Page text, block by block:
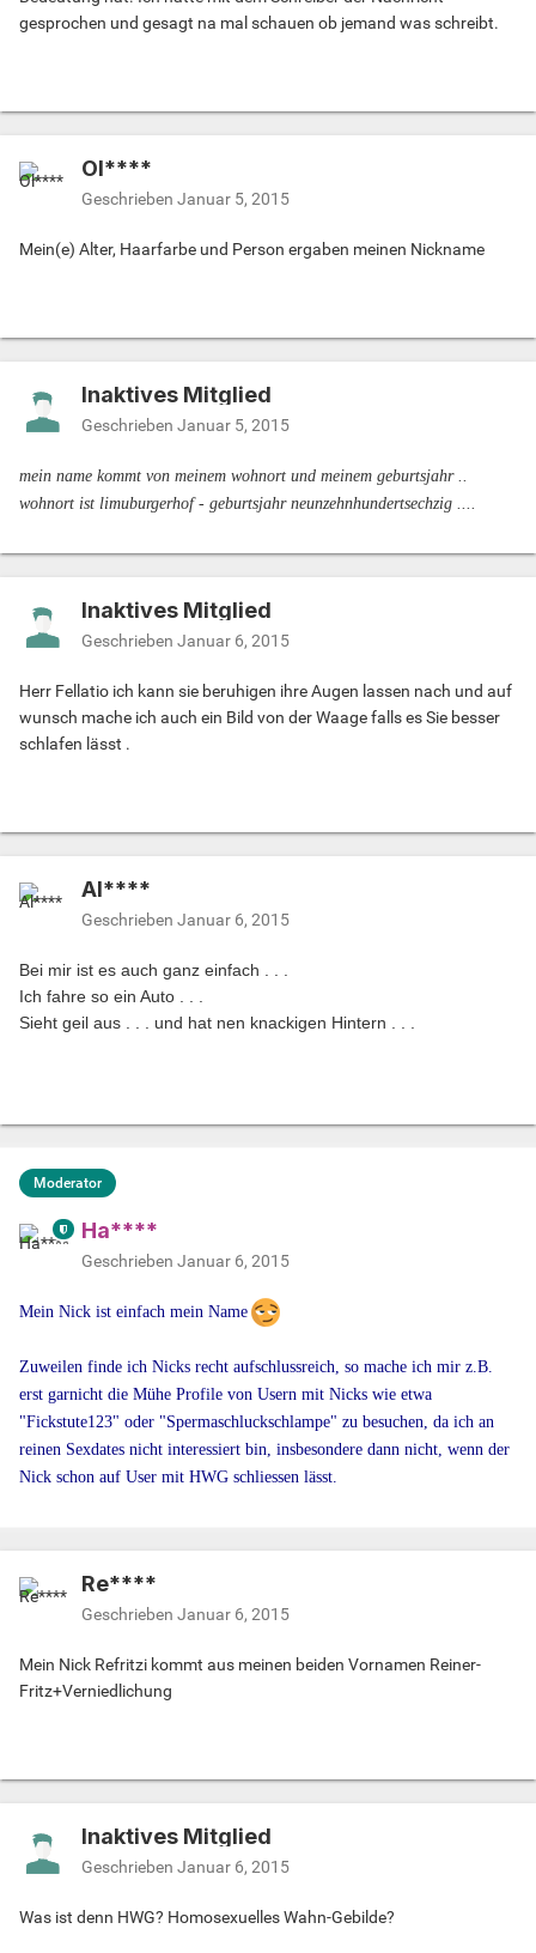
gesprochen und gesagt na mal schauen ob jemand was schreibt.
Ol****
Geschrieben Januar 5, 2015
Mein(e) Alter, Haarfarbe und Person ergaben meinen Nickname
Inaktives Mitglied
Geschrieben Januar 5, 2015
mein name kommt von meinem wohnort und meinem geburtsjahr ..
wohnort ist limuburgerhof - geburtsjahr neunzehnhundertsechzig ....
Inaktives Mitglied
Geschrieben Januar 6, 2015
Herr Fellatio ich kann sie beruhigen ihre Augen lassen nach und auf
wunsch mache ich auch ein Bild von der Waage falls es Sie besser
schlafen lässt .
Al****
Geschrieben Januar 6, 2015
Bei mir ist es auch ganz einfach . . .
Ich fahre so ein Auto . . .
Sieht geil aus . . . und hat nen knackigen Hintern . . .
Moderator
Ha****
Geschrieben Januar 6, 2015
Mein Nick ist einfach mein Name
Zuweilen finde ich Nicks recht aufschlussreich, so mache ich mir z.B.
erst garnicht die Mühe Profile von Usern mit Nicks wie etwa
"Fickstute123" oder "Spermaschluckschlampe" zu besuchen, da ich an
reinen Sexdates nicht interessiert bin, insbesondere dann nicht, wenn der
Nick schon auf User mit HWG schliessen lässt.
Re****
Geschrieben Januar 6, 2015
Mein Nick Refritzi kommt aus meinen beiden Vornamen Reiner-
Fritz+Verniedlichung
Inaktives Mitglied
Geschrieben Januar 6, 2015
Was ist denn HWG? Homosexuelles Wahn-Gebilde?